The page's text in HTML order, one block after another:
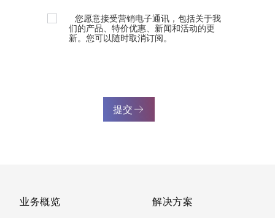
您愿意接受营销电子通讯，包括关于我
们的产品、特价优惠、新闻和活动的更
新。您可以随时取消订阅。
提交
业务概览
解决方案